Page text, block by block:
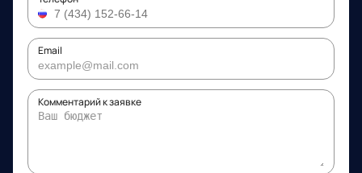
Email
Комментарий к заявке